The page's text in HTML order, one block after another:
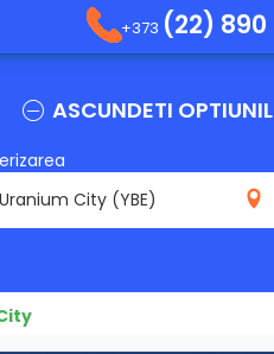
+373 (22) 890
ASCUNDETI